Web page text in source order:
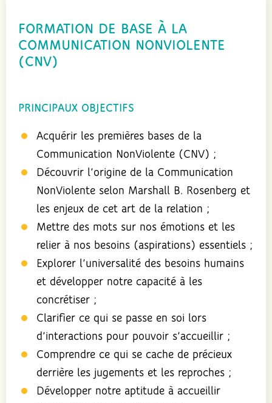
FORMATION DE BASE À LA
COMMUNICATION NONVIOLENTE
(CNV)
PRINCIPAUX OBJECTIFS
Acquérir les premières bases de la
Communication NonViolente (CNV) ;
Découvrir l’origine de la Communication
NonViolente selon Marshall B. Rosenberg et
les enjeux de cet art de la relation ;
Mettre des mots sur nos émotions et les
relier à nos besoins (aspirations) essentiels ;
Explorer l’universalité des besoins humains
et développer notre capacité à les
concrétiser ;
Clarifier ce qui se passe en soi lors
d’interactions pour pouvoir s’accueillir ;
Comprendre ce qui se cache de précieux
derrière les jugements et les reproches ;
Développer notre aptitude à accueillir